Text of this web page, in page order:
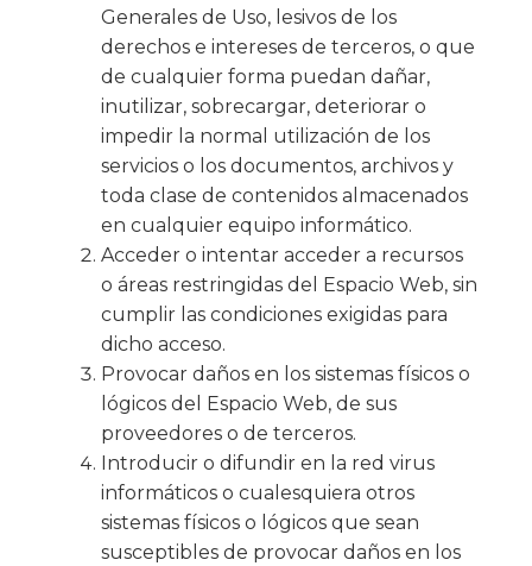
Generales de Uso, lesivos de los
derechos e intereses de terceros, o que
de cualquier forma puedan dañar,
inutilizar, sobrecargar, deteriorar o
impedir la normal utilización de los
servicios o los documentos, archivos y
toda clase de contenidos almacenados
en cualquier equipo informático.
Acceder o intentar acceder a recursos
o áreas restringidas del Espacio Web, sin
cumplir las condiciones exigidas para
dicho acceso.
Provocar daños en los sistemas físicos o
lógicos del Espacio Web, de sus
proveedores o de terceros.
Introducir o difundir en la red virus
informáticos o cualesquiera otros
sistemas físicos o lógicos que sean
susceptibles de provocar daños en los